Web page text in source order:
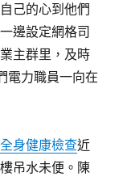
己的心到他們
邊設定網格司
主群里，及時
電力職員一向在
全身健康檢查近
吊水未便。陳